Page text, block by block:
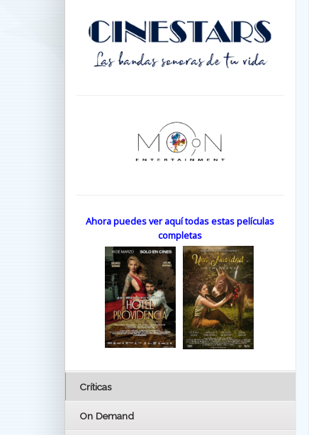
Ahora puedes ver aquí todas estas películas
completas
Críticas
On Demand